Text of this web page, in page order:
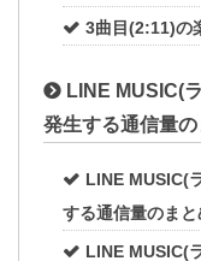
3曲目(2:11)の
LINE MUSIC(
発生する通信量
LINE MUSIC(
する通信量のまと
LINE MUSIC(